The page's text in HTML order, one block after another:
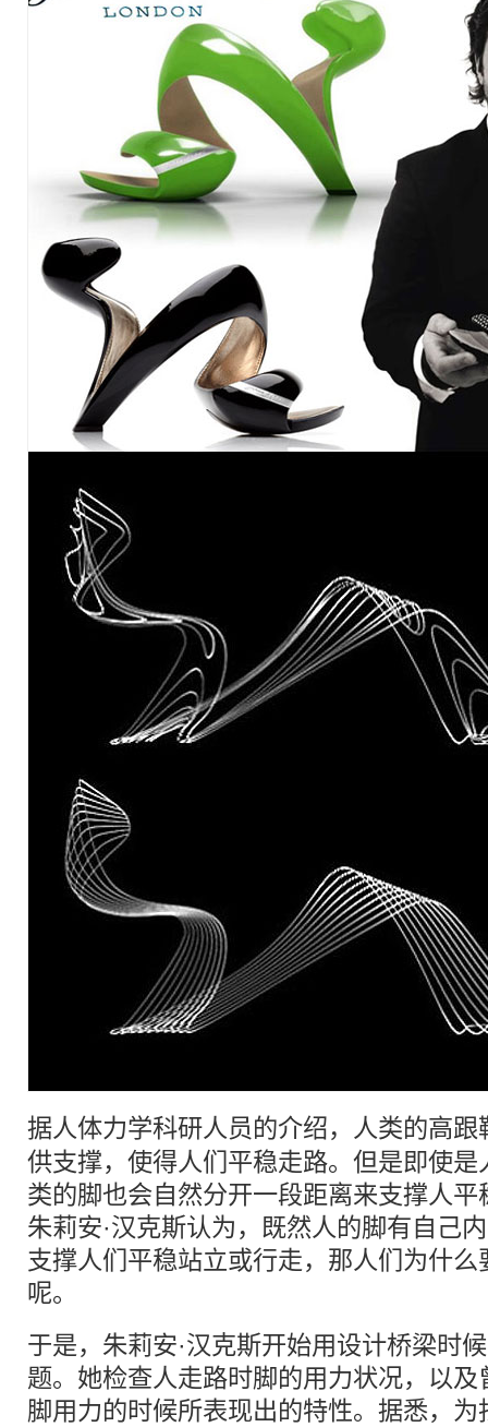
据人体力学科研人员的介绍，人类的高跟
供支撑，使得人们平稳走路。但是即使
类的脚也会自然分开一段距离来支撑人
朱莉安·汉克斯认为，既然人的脚有自己
支撑人们平稳站立或行走，那人们为什
呢。
于是，朱莉安·汉克斯开始用设计桥梁时
题。她检查人走路时脚的用力状况，以
脚用力的时候所表现出的特性。据悉，